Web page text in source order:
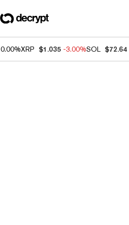
0.00%XRP $1.035 -3.00%SOL $72.64